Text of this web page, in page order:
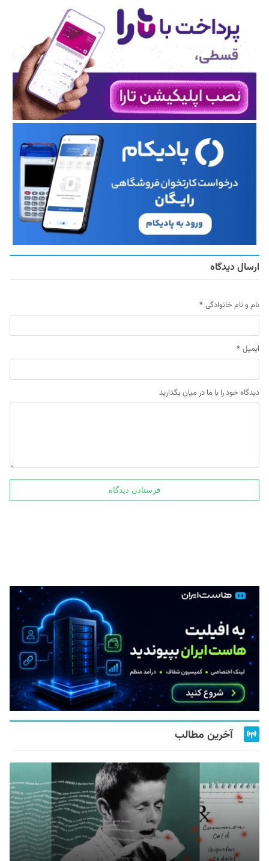
ارسال دیدگاه
نام و نام خانوادگی *
ایمیل *
دیدگاه خود را با ما در میان بگذارید
آخرین مطالب